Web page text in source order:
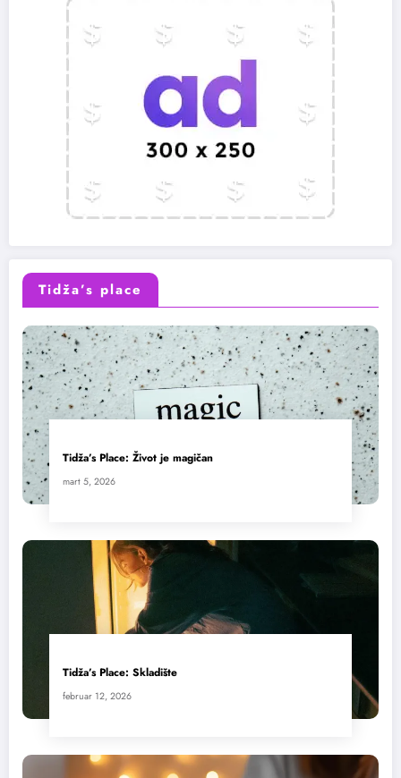
Tidža’s place
Tidža’s Place: Život je magičan
mart 5, 2026
Tidža’s Place: Skladište
februar 12, 2026